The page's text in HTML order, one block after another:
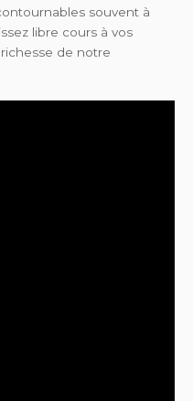
souvent à
libre cours à vos
de notre